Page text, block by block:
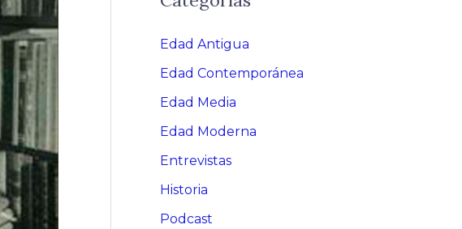
Edad Antigua
Edad Contemporánea
Edad Media
Edad Moderna
Entrevistas
Historia
Podcast